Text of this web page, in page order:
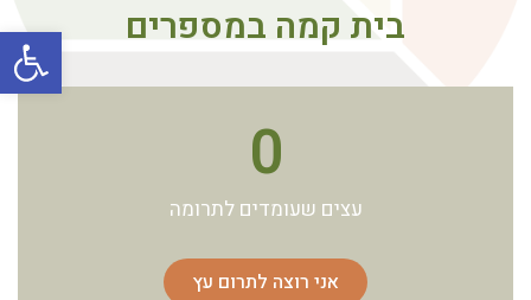
פתח בית קמה במספרים
0
עצים שעומדים לתרומה
אני רוצה לתרום עץ